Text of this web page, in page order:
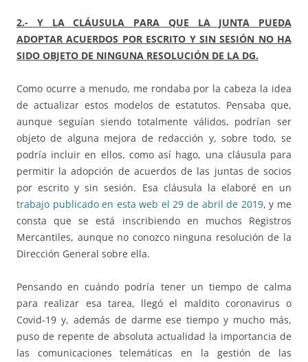
2.- Y LA CLÁUSULA PARA QUE LA JUNTA PUEDA
ADOPTAR ACUERDOS POR ESCRITO Y SIN SESIÓN NO HA
SIDO OBJETO DE NINGUNA RESOLUCIÓN DE LA DG.
Como ocurre a menudo, me rondaba por la cabeza la idea
de actualizar estos modelos de estatutos. Pensaba que,
aunque seguían siendo totalmente válidos, podrían ser
objeto de alguna mejora de redacción y, sobre todo, se
podría incluir en ellos, como así hago, una cláusula para
permitir la adopción de acuerdos de las juntas de socios
por escrito y sin sesión. Esa cláusula la elaboré en un
trabajo publicado en esta web el 29 de abril de 2019, y me
consta que se está inscribiendo en muchos Registros
Mercantiles, aunque no conozco ninguna resolución de la
Dirección General sobre ella.
Pensando en cuándo podría tener un tiempo de calma
para realizar esa tarea, llegó el maldito coronavirus o
Covid-19 y, además de darme ese tiempo y mucho más,
puso de repente de absoluta actualidad la importancia de
las comunicaciones telemáticas en la gestión de las